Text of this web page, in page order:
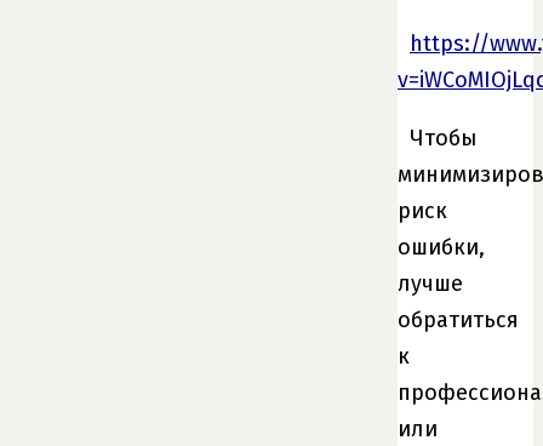
https://
Чтобы
риск
ошибки,
лучше
обратиться
к
или